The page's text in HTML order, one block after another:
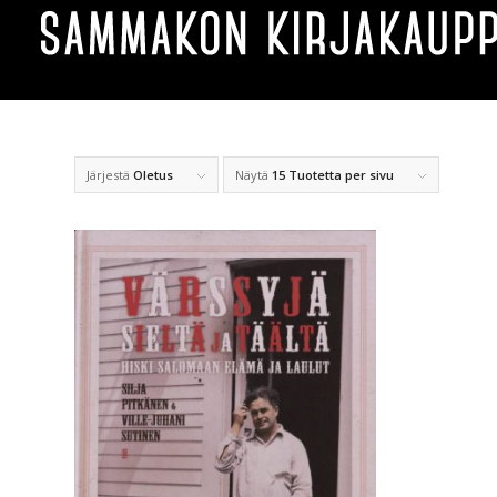
Järjestä Oletus Näytä 15 Tuotetta per sivu